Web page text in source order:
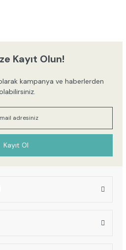
görüntülenemiyor.
bulunuyor.
pahalı.
olmalı.
Kayıt Olun!
kampanya ve haberlerden
Kayıt Ol